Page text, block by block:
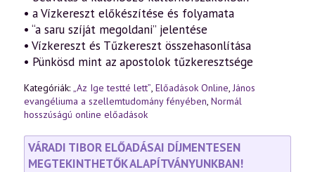
• a Vízkereszt előkészítése és folyamata
• “a saru szíját megoldani” jelentése
• Vízkereszt és Tűzkereszt összehasonlítása
• Pünkösd mint az apostolok tűzkeresztsége
Kategóriák: „Az Ige testté lett”, Előadások Online, János
evangéliuma a szellemtudomány fényében, Normál
hosszúságú online előadások
VÁRADI TIBOR ELŐADÁSAI DÍJMENTESEN
MEGTEKINTHETŐK ALAPÍTVÁNYUNKBAN!